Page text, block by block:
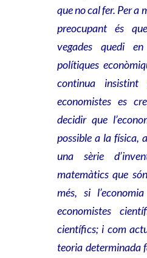
que no cal fer. Per a
preocupant és
vegades quedi
polítiques
continua
economistes es
decidir que
possible a la física,
una sèrie
matemàtics que
més, si
economistes
científics; i com
teoria determinada